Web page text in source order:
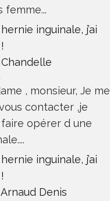
femme...
inguinale, j’ai
, monsieur, Je me
contacter ,je
opérer d une
inguinale, j’ai
Denis